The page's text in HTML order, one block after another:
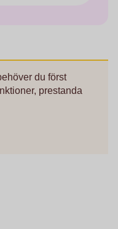
du först
prestanda